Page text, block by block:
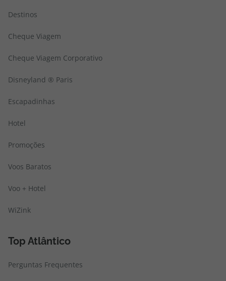
Destinos
Cheque Viagem
Cheque Viagem Corporativo
Disneyland ® Paris
Escapadinhas
Hotel
Promoções
Voos Baratos
Voo + Hotel
WiZink
Top Atlântico
Perguntas Frequentes